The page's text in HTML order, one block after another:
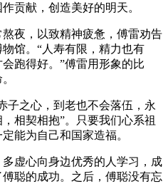
贡献，创造美好的明天。
夜，以致精神疲惫，傅雷劝告
馆。“人寿有限，精力也有
跑得好。”傅雷用形象的比
子之心，到老也不会落伍，永
相契相抱”。只要我们心系祖
能为自己和国家造福。
虚心向身边优秀的人学习，成
聪的成功。之后，傅聪没有忘